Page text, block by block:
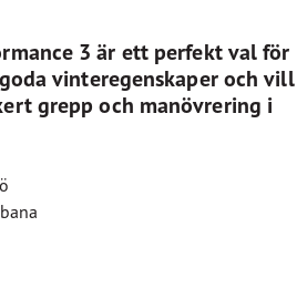
3 är ett perfekt val för
vinteregenskaper och vill
grepp och manövrering i